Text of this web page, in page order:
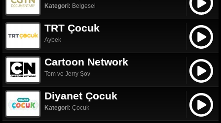
Kategori: Belgesel
TRT Çocuk
Aybek
Cartoon Network
Tom ve Jerry Şov
Diyanet Çocuk
Kategori: Çocuk